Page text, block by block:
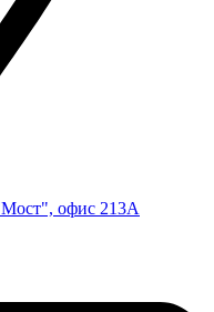
офис 213А